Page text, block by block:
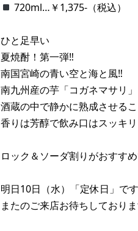
720ml…￥1,375-（税込）
ひと足早い
夏焼酎！第一弾‼︎
南国宮崎の青い空と海と風‼︎
南九州産の芋「コガネマサリ
酒蔵の中で静かに熟成させる
香りは芳醇で飲み口はスッキ
ロック＆ソーダ割りがおすす
明日10日（水）「定休日」です
またのご来店お待ちしておりま